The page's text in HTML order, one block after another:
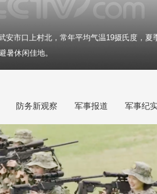
安市口上村北，常年平均气温19摄氏度，夏
暑休闲佳地。
防务新观察 军事报道 军事纪